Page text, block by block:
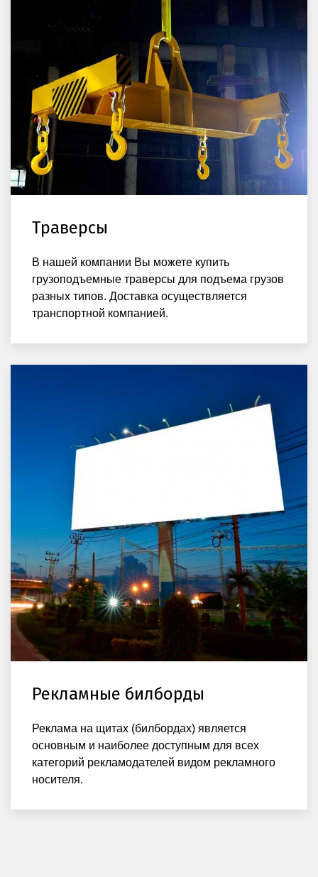
Траверсы
В нашей компании Вы можете купить
грузоподъемные траверсы для подъема грузов
разных типов. Доставка осуществляется
транспортной компанией.
Рекламные билборды
Реклама на щитах (билбордах) является
основным и наиболее доступным для всех
категорий рекламодателей видом рекламного
носителя.